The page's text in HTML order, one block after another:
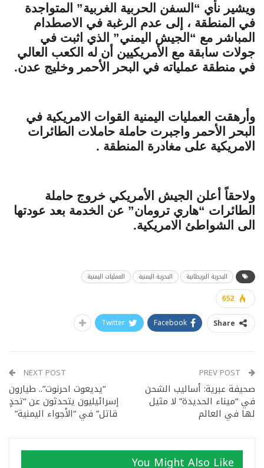
ويشير نأي “السفن الحربية الغربية” المتواجدة
في المنطقة ، إلى عدم الرغبة في الاصطدام
المباشر مع “الجيش اليمني” الذي اثبت في
جولات سابقة مع الأمريكيين أن له الكعب العالي
في منطقة عملياته في البحر الأحمر وخليج عدن.
وأرهقت العمليات اليمنية القوات الامريكية في
البحر الأحمر واجبرت حاملة حاملات الطائرات
الامريكية على مغادرة المنطقة .
ولاحقاً أعلن الجيش الأمريكي خروج حاملة
الطائرات “هاري ترومان” عن الخدمة بعد عودتها
الى الشواطئ الامريكية.
البحرية البريطانية البحرية اليمنية العمليات اليمنية
652
Share
Facebook
Twitter
صحيفة عبرية: أساليب الشحن
في “ميناء الحديدة” لا مثيل
لها في العالم
NEXT POST
“يديعوت احرنوت”.. طيارون
إسرائيليون يتحدثون عن “تحدٍ
قاتل” في “الأجواء اليمنية”
You Might Also Like